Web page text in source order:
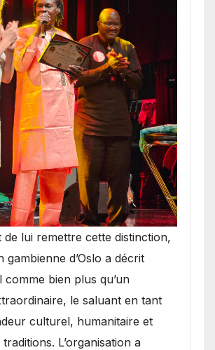
de lui remettre cette distinction,
gambienne d’Oslo a décrit
comme bien plus qu’un
le saluant en tant
culturel, humanitaire et
L’organisation a